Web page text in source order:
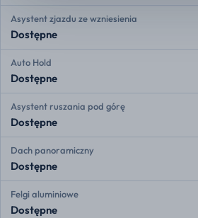
Asystent zjazdu ze wzniesienia
Dostępne
Auto Hold
Dostępne
Asystent ruszania pod górę
Dostępne
Dach panoramiczny
Dostępne
Felgi aluminiowe
Dostępne